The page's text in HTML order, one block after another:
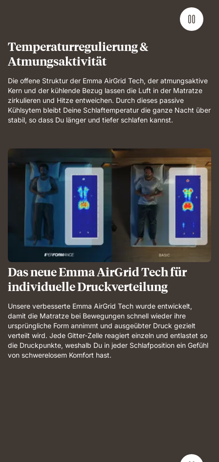
breathable
comfort.
Temperaturregulierung &
Atmungsaktivität
Die offene Struktur der Emma AirGrid Tech, der atmungsaktive
Kern und der kühlende Bezug lassen die Luft in der Matratze
zirkulieren und Hitze entweichen. Durch dieses passive
Kühlsytem bleibt Deine Schlaftemperatur die ganze Nacht über
stabil, so dass Du länger und tiefer schlafen kannst.
Das neue Emma AirGrid Tech für
individuelle Druckverteilung
Unsere verbesserte Emma AirGrid Tech wurde entwickelt,
damit die Matratze bei Bewegungen schnell wieder ihre
ursprüngliche Form annimmt und ausgeübter Druck gezielt
verteilt wird. Jede Gitter-Zelle reagiert einzeln und entlastet so
die Druckpunkte, weshalb Du in jeder Schlafposition ein Gefühl
von schwerelosem Komfort hast.